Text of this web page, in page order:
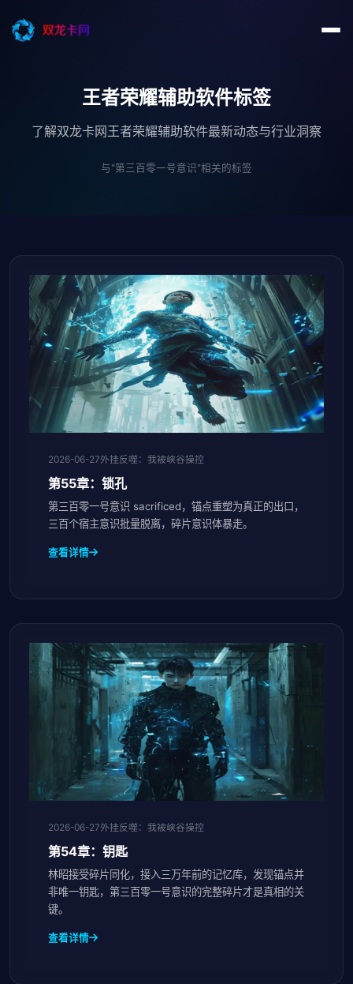
王者荣耀辅助软件标签
了解双龙卡网王者荣耀辅助软件最新动态与行业洞察
与"第三百零一号意识"相关的标签
2026-06-27外挂反噬：我被峡谷操控
第55章：锁孔
第三百零一号意识 sacrificed，锚点重塑为真正的出口，
三百个宿主意识批量脱离，碎片意识体暴走。
查看详情
2026-06-27外挂反噬：我被峡谷操控
第54章：钥匙
林昭接受碎片同化，接入三万年前的记忆库，发现锚点并
非唯一钥匙，第三百零一号意识的完整碎片才是真相的关
键。
查看详情